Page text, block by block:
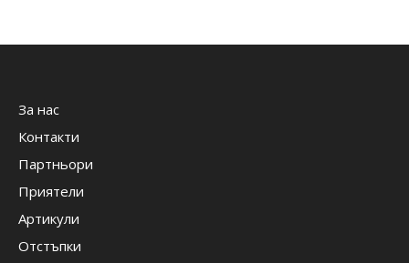
За нас
Контакти
Партньори
Приятели
Артикули
Отстъпки